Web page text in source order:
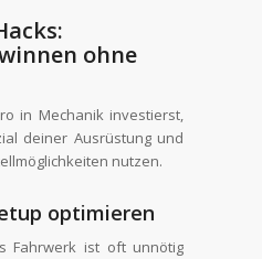
ohne
in Mechanik investierst,
deiner Ausrüstung und
nutzen.
optimieren
Fahrwerk ist oft unnötig